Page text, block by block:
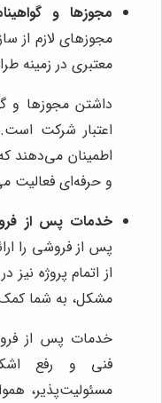
مجوزها و
مجوزهای لازم از
معتبری در زمینه
داشتن مجوزها و
اعتبار شرکت
اطمینان می‌دهند
و حرفه‌ای فعالیت
خدمات پس از
پس از فروشی را
از اتمام پروژه
مشکل، به شما
خدمات پس از
فنی و رفع
مسئولیت‌پذیر،